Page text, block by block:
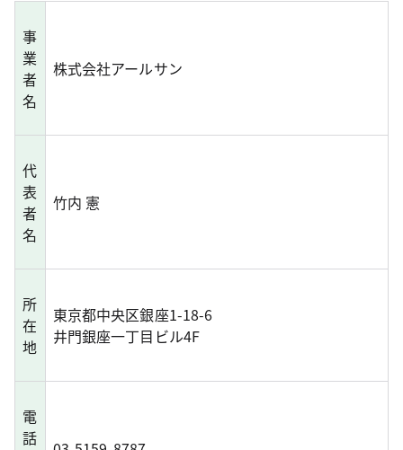
事
業
者
名
株式会社アールサン
代
表
者
名
竹内 憲
所
在
地
東京都中央区銀座1-18-6
井門銀座一丁目ビル4F
電
話